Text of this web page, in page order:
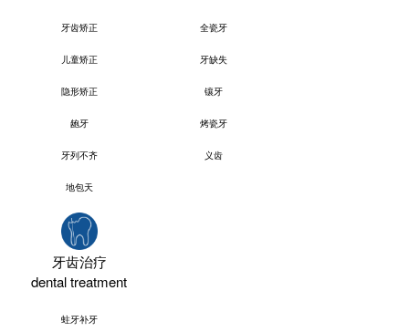
牙齿矫正
儿童矫正
隐形矫正
龅牙
牙列不齐
地包天
全瓷牙
牙缺失
镶牙
烤瓷牙
义齿
牙齿治疗
dental treatment
蛀牙补牙